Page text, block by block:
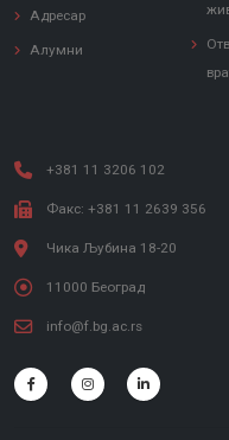
Адресар
Алумни
+381 11 3206 102
Факс: +381 11 2639 356
Чика Љубина 18-20
11000 Београд
info@f.bg.ac.rs